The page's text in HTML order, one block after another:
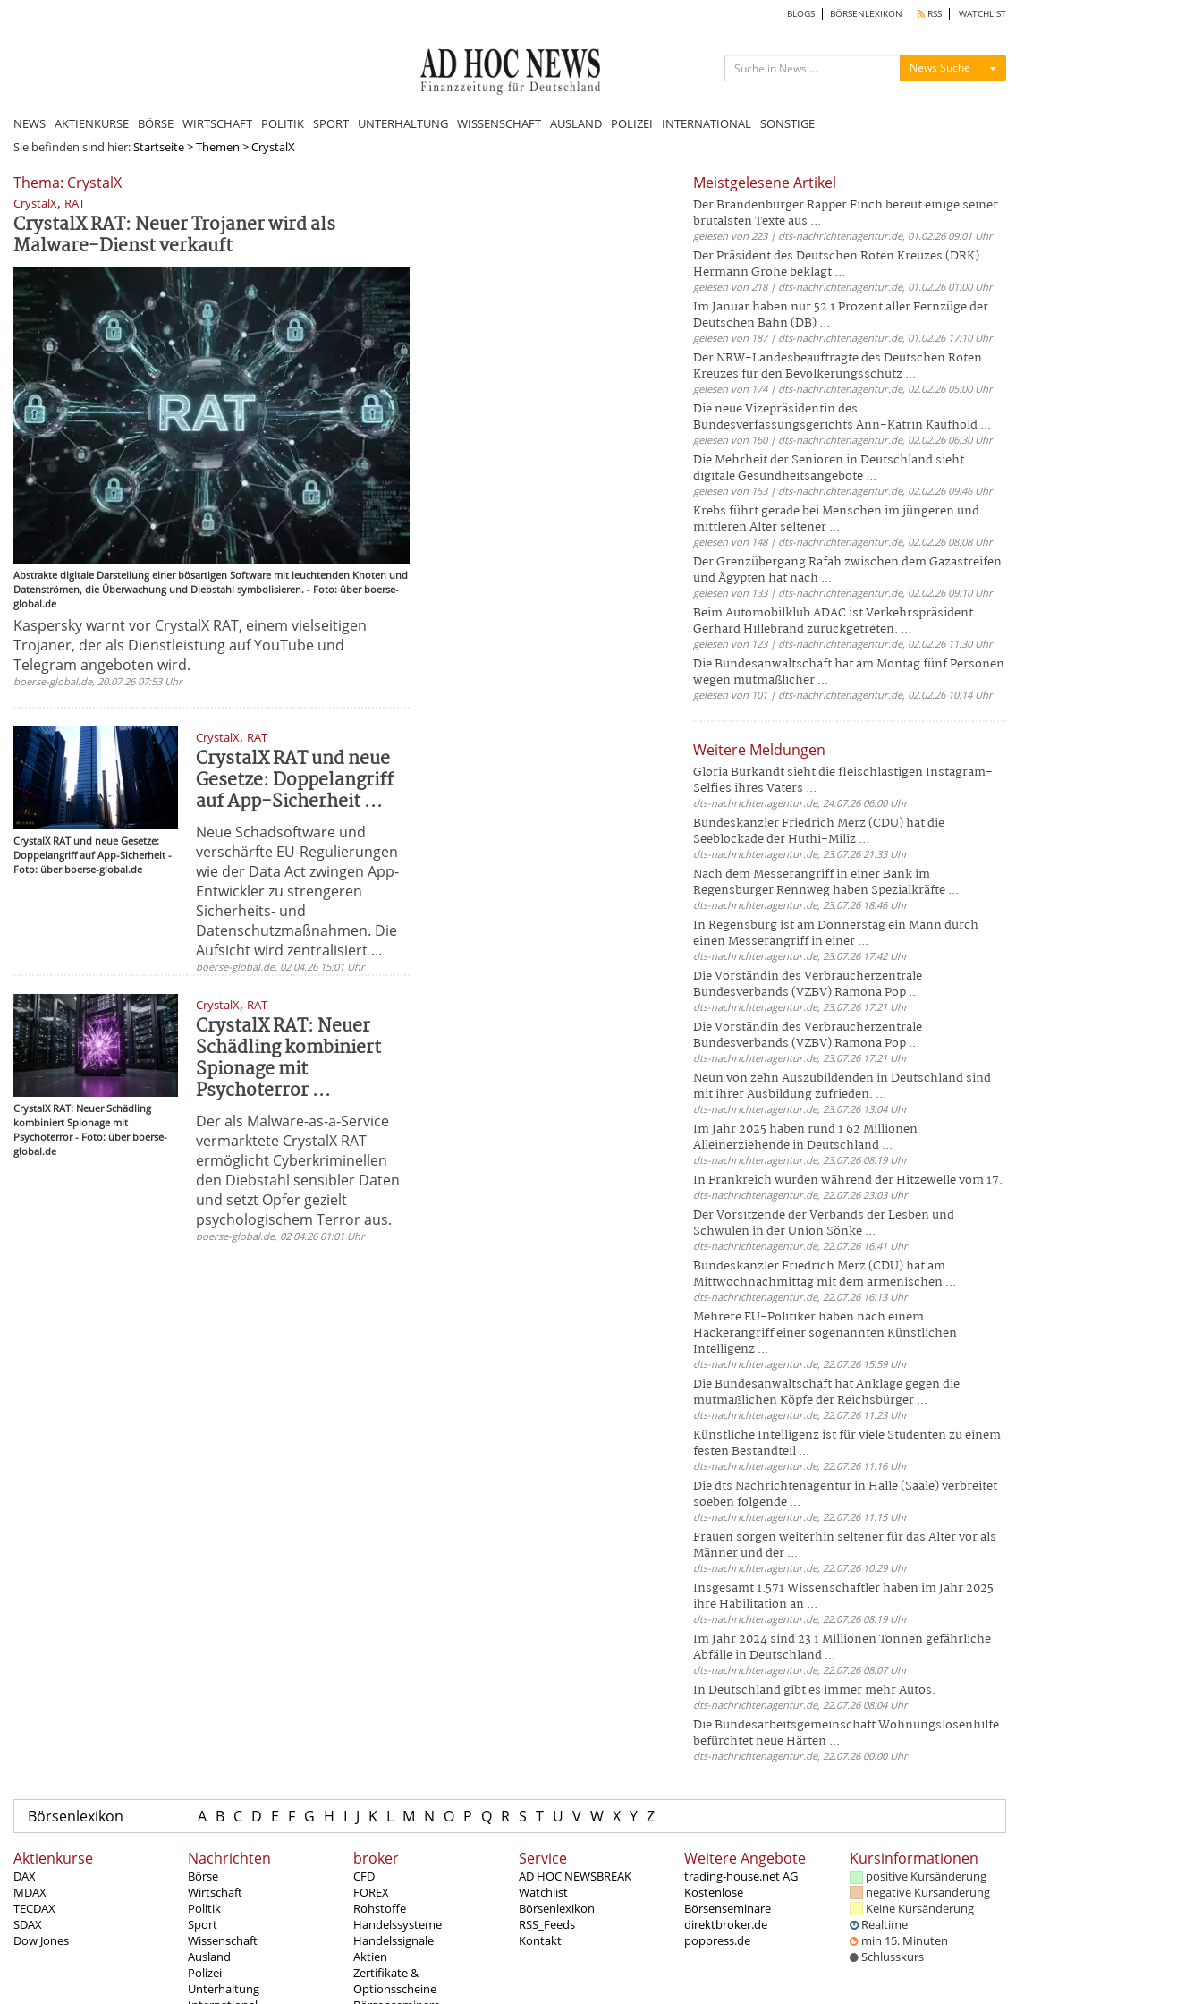
BLOGS BÖRSENLEXIKON RSS WATCHLIST
News Suche Menü ein-/ausblenden
NEWS AKTIENKURSE BÖRSE WIRTSCHAFT POLITIK SPORT UNTERHALTUNG WISSENSCHAFT AUSLAND POLIZEI INTERNATIONAL SONSTIGE
Sie befinden sind hier:Startseite>Themen >CrystalX
Thema: CrystalX
CrystalX, RAT
CrystalX RAT: Neuer Trojaner wird als
Malware-Dienst verkauft
Abstrakte digitale Darstellung einer bösartigen Software mit leuchtenden Knoten und
Datenströmen, die Überwachung und Diebstahl symbolisieren. - Foto: über boerse-
global.de
Kaspersky warnt vor CrystalX RAT, einem vielseitigen
Trojaner, der als Dienstleistung auf YouTube und
Telegram angeboten wird.
boerse-global.de, 20.07.26 07:53 Uhr
CrystalX RAT und neue Gesetze:
Doppelangriff auf App-Sicherheit -
Foto: über boerse-global.de
CrystalX, RAT
CrystalX RAT und neue
Gesetze: Doppelangriff
auf App-Sicherheit ...
Neue Schadsoftware und
verschärfte EU-Regulierungen
wie der Data Act zwingen App-
Entwickler zu strengeren
Sicherheits- und
Datenschutzmaßnahmen. Die
Aufsicht wird zentralisiert ...
boerse-global.de, 02.04.26 15:01 Uhr
CrystalX RAT: Neuer Schädling
kombiniert Spionage mit
Psychoterror - Foto: über boerse-
global.de
CrystalX, RAT
CrystalX RAT: Neuer
Schädling kombiniert
Spionage mit
Psychoterror ...
Der als Malware-as-a-Service
vermarktete CrystalX RAT
ermöglicht Cyberkriminellen
den Diebstahl sensibler Daten
und setzt Opfer gezielt
psychologischem Terror aus.
boerse-global.de, 02.04.26 01:01 Uhr
Meistgelesene Artikel
Der Brandenburger Rapper Finch bereut einige seiner
brutalsten Texte aus ...
gelesen von 223 | dts-nachrichtenagentur.de, 01.02.26 09:01 Uhr
Der Präsident des Deutschen Roten Kreuzes (DRK)
Hermann Gröhe beklagt ...
gelesen von 218 | dts-nachrichtenagentur.de, 01.02.26 01:00 Uhr
Im Januar haben nur 52 1 Prozent aller Fernzüge der
Deutschen Bahn (DB) ...
gelesen von 187 | dts-nachrichtenagentur.de, 01.02.26 17:10 Uhr
Der NRW-Landesbeauftragte des Deutschen Roten
Kreuzes für den Bevölkerungsschutz ...
gelesen von 174 | dts-nachrichtenagentur.de, 02.02.26 05:00 Uhr
Die neue Vizepräsidentin des
Bundesverfassungsgerichts Ann-Katrin Kaufhold ...
gelesen von 160 | dts-nachrichtenagentur.de, 02.02.26 06:30 Uhr
Die Mehrheit der Senioren in Deutschland sieht
digitale Gesundheitsangebote ...
gelesen von 153 | dts-nachrichtenagentur.de, 02.02.26 09:46 Uhr
Krebs führt gerade bei Menschen im jüngeren und
mittleren Alter seltener ...
gelesen von 148 | dts-nachrichtenagentur.de, 02.02.26 08:08 Uhr
Der Grenzübergang Rafah zwischen dem Gazastreifen
und Ägypten hat nach ...
gelesen von 133 | dts-nachrichtenagentur.de, 02.02.26 09:10 Uhr
Beim Automobilklub ADAC ist Verkehrspräsident
Gerhard Hillebrand zurückgetreten. ...
gelesen von 123 | dts-nachrichtenagentur.de, 02.02.26 11:30 Uhr
Die Bundesanwaltschaft hat am Montag fünf Personen
wegen mutmaßlicher ...
gelesen von 101 | dts-nachrichtenagentur.de, 02.02.26 10:14 Uhr
Weitere Meldungen
Gloria Burkandt sieht die fleischlastigen Instagram-
Selfies ihres Vaters ...
dts-nachrichtenagentur.de, 24.07.26 06:00 Uhr
Bundeskanzler Friedrich Merz (CDU) hat die
Seeblockade der Huthi-Miliz ...
dts-nachrichtenagentur.de, 23.07.26 21:33 Uhr
Nach dem Messerangriff in einer Bank im
Regensburger Rennweg haben Spezialkräfte ...
dts-nachrichtenagentur.de, 23.07.26 18:46 Uhr
In Regensburg ist am Donnerstag ein Mann durch
einen Messerangriff in einer ...
dts-nachrichtenagentur.de, 23.07.26 17:42 Uhr
Die Vorständin des Verbraucherzentrale
Bundesverbands (VZBV) Ramona Pop ...
dts-nachrichtenagentur.de, 23.07.26 17:21 Uhr
Die Vorständin des Verbraucherzentrale
Bundesverbands (VZBV) Ramona Pop ...
dts-nachrichtenagentur.de, 23.07.26 17:21 Uhr
Neun von zehn Auszubildenden in Deutschland sind
mit ihrer Ausbildung zufrieden. ...
dts-nachrichtenagentur.de, 23.07.26 13:04 Uhr
Im Jahr 2025 haben rund 1 62 Millionen
Alleinerziehende in Deutschland ...
dts-nachrichtenagentur.de, 23.07.26 08:19 Uhr
In Frankreich wurden während der Hitzewelle vom 17.
dts-nachrichtenagentur.de, 22.07.26 23:03 Uhr
Der Vorsitzende der Verbands der Lesben und
Schwulen in der Union Sönke ...
dts-nachrichtenagentur.de, 22.07.26 16:41 Uhr
Bundeskanzler Friedrich Merz (CDU) hat am
Mittwochnachmittag mit dem armenischen ...
dts-nachrichtenagentur.de, 22.07.26 16:13 Uhr
Mehrere EU-Politiker haben nach einem
Hackerangriff einer sogenannten Künstlichen
Intelligenz ...
dts-nachrichtenagentur.de, 22.07.26 15:59 Uhr
Die Bundesanwaltschaft hat Anklage gegen die
mutmaßlichen Köpfe der Reichsbürger ...
dts-nachrichtenagentur.de, 22.07.26 11:23 Uhr
Künstliche Intelligenz ist für viele Studenten zu einem
festen Bestandteil ...
dts-nachrichtenagentur.de, 22.07.26 11:16 Uhr
Die dts Nachrichtenagentur in Halle (Saale) verbreitet
soeben folgende ...
dts-nachrichtenagentur.de, 22.07.26 11:15 Uhr
Frauen sorgen weiterhin seltener für das Alter vor als
Männer und der ...
dts-nachrichtenagentur.de, 22.07.26 10:29 Uhr
Insgesamt 1.571 Wissenschaftler haben im Jahr 2025
ihre Habilitation an ...
dts-nachrichtenagentur.de, 22.07.26 08:19 Uhr
Im Jahr 2024 sind 23 1 Millionen Tonnen gefährliche
Abfälle in Deutschland ...
dts-nachrichtenagentur.de, 22.07.26 08:07 Uhr
In Deutschland gibt es immer mehr Autos.
dts-nachrichtenagentur.de, 22.07.26 08:04 Uhr
Die Bundesarbeitsgemeinschaft Wohnungslosenhilfe
befürchtet neue Härten ...
dts-nachrichtenagentur.de, 22.07.26 00:00 Uhr
Börsenlexikon A B C D E F G H I J K L M N O P Q R S T U V W X Y Z
Aktienkurse
DAX
MDAX
TECDAX
SDAX
Dow Jones
Nachrichten
Börse
Wirtschaft
Politik
Sport
Wissenschaft
Ausland
Polizei
Unterhaltung
broker
CFD
FOREX
Rohstoffe
Handelssysteme
Handelssignale
Aktien
Zertifikate &
Optionsscheine
Service
AD HOC NEWSBREAK
Watchlist
Börsenlexikon
RSS_Feeds
Kontakt
Weitere Angebote
trading-house.net AG
Kostenlose
Börsenseminare
direktbroker.de
poppress.de
Kursinformationen
positive Kursänderung
negative Kursänderung
Keine Kursänderung
Realtime
min 15. Minuten
Schlusskurs